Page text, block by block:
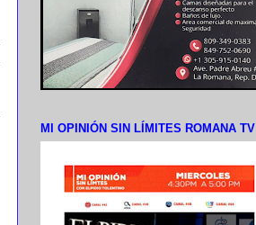
MI OPINIÓN SIN LÍMITES ROMANA TV